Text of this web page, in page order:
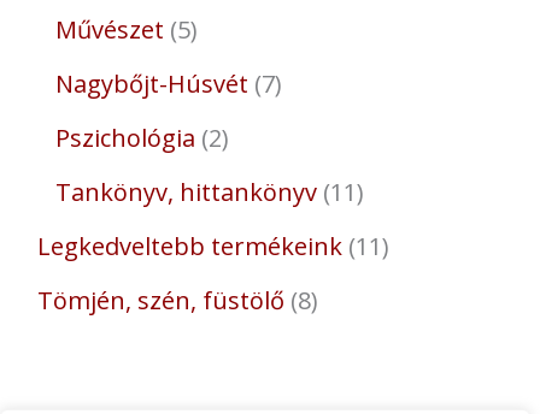
Művészet 5
Nagybőjt-Húsvét 7
Pszichológia 2
Tankönyv, hittankönyv 11
Legkedveltebb termékeink 11
Tömjén, szén, füstölő 8